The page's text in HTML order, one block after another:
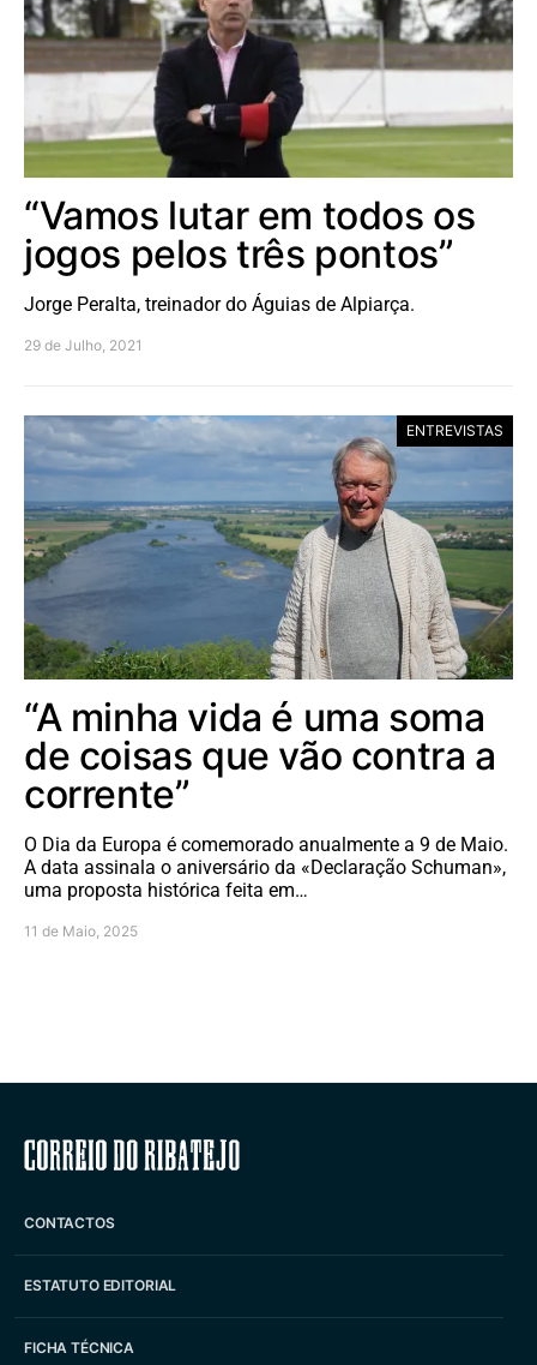
“Vamos lutar em todos os
jogos pelos três pontos”
Jorge Peralta, treinador do Águias de Alpiarça.
29 de Julho, 2021
ENTREVISTAS
“A minha vida é uma soma
de coisas que vão contra a
corrente”
O Dia da Europa é comemorado anualmente a 9 de Maio.
A data assinala o aniversário da «Declaração Schuman»,
uma proposta histórica feita em…
11 de Maio, 2025
Correio do Ribatejo
CONTACTOS
ESTATUTO EDITORIAL
FICHA TÉCNICA